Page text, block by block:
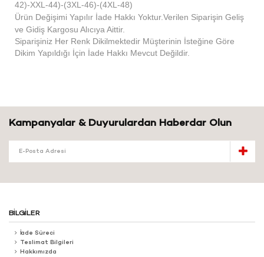
42)-XXL-44)-(3XL-46)-(4XL-48)
Ürün Değişimi Yapılır İade Hakkı Yoktur.Verilen Siparişin Geliş
ve Gidiş Kargosu Alıcıya Aittir.
Siparişiniz Her Renk Dikilmektedir Müşterinin İsteğine Göre
Dikim Yapıldığı İçin İade Hakkı Mevcut Değildir.
Kampanyalar & Duyurulardan Haberdar Olun
BILGILER
İade Süreci
Teslimat Bilgileri
Hakkımızda